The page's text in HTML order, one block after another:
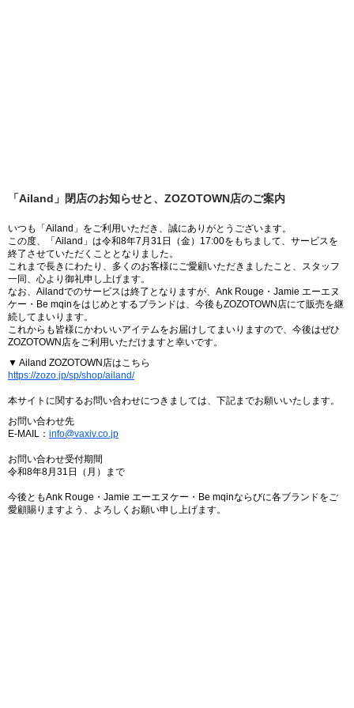
「Ailand」閉店のお知らせと、ZOZOTOWN店のご案内
いつも「Ailand」をご利用いただき、誠にありがとうございます。
この度、「Ailand」は令和8年7月31日（金）17:00をもちまして、サービスを
終了させていただくこととなりました。
これまで長きにわたり、多くのお客様にご愛顧いただきましたこと、スタッフ
一同、心より御礼申し上げます。
なお、Ailandでのサービスは終了となりますが、Ank Rouge・Jamie エーエヌ
ケー・Be mqinをはじめとするブランドは、今後もZOZOTOWN店にて販売を継
続してまいります。
これからも皆様にかわいいアイテムをお届けしてまいりますので、今後はぜひ
ZOZOTOWN店をご利用いただけますと幸いです。
▼ Ailand ZOZOTOWN店はこちら
https://zozo.jp/sp/shop/ailand/
本サイトに関するお問い合わせにつきましては、下記までお願いいたします。
お問い合わせ先
E-MAIL： info@vaxiv.co.jp
お問い合わせ受付期間
令和8年8月31日（月）まで
今後ともAnk Rouge・Jamie エーエヌケー・Be mqinならびに各ブランドをご
愛顧賜りますよう、よろしくお願い申し上げます。